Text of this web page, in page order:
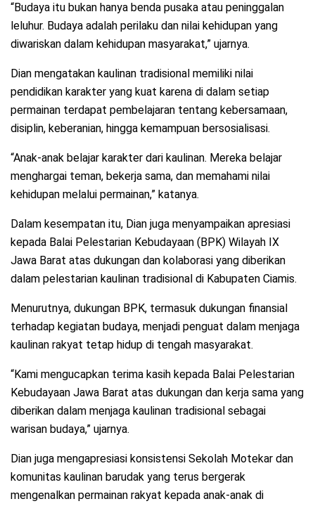
“Budaya itu bukan hanya benda pusaka atau peninggalan
leluhur. Budaya adalah perilaku dan nilai kehidupan yang
diwariskan dalam kehidupan masyarakat,” ujarnya.
Dian mengatakan kaulinan tradisional memiliki nilai
pendidikan karakter yang kuat karena di dalam setiap
permainan terdapat pembelajaran tentang kebersamaan,
disiplin, keberanian, hingga kemampuan bersosialisasi.
“Anak-anak belajar karakter dari kaulinan. Mereka belajar
menghargai teman, bekerja sama, dan memahami nilai
kehidupan melalui permainan,” katanya.
Dalam kesempatan itu, Dian juga menyampaikan apresiasi
kepada Balai Pelestarian Kebudayaan (BPK) Wilayah IX
Jawa Barat atas dukungan dan kolaborasi yang diberikan
dalam pelestarian kaulinan tradisional di Kabupaten Ciamis.
Menurutnya, dukungan BPK, termasuk dukungan finansial
terhadap kegiatan budaya, menjadi penguat dalam menjaga
kaulinan rakyat tetap hidup di tengah masyarakat.
“Kami mengucapkan terima kasih kepada Balai Pelestarian
Kebudayaan Jawa Barat atas dukungan dan kerja sama yang
diberikan dalam menjaga kaulinan tradisional sebagai
warisan budaya,” ujarnya.
Dian juga mengapresiasi konsistensi Sekolah Motekar dan
komunitas kaulinan barudak yang terus bergerak
mengenalkan permainan rakyat kepada anak-anak di